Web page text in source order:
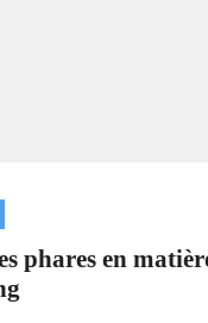
phares en